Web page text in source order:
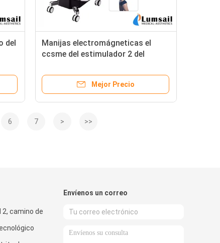
del
Manijas electromágneticas el
ccsme del estimulador 2 del
la máquina
Mejor Precio
6 7 > >>
2, camino de
Envíenos un correo